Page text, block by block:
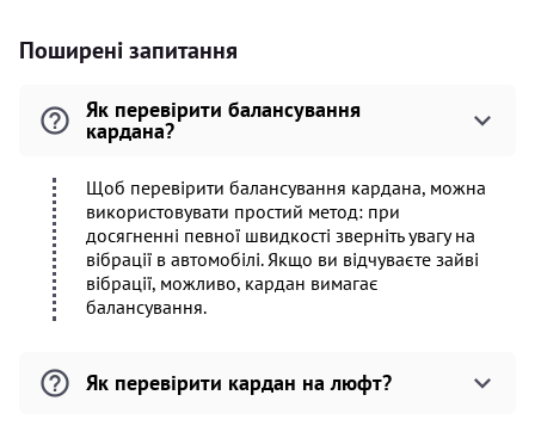
Поширені запитання
Як перевірити балансування
кардана?
Щоб перевірити балансування кардана, можна
використовувати простий метод: при
досягненні певної швидкості зверніть увагу на
вібрації в автомобілі. Якщо ви відчуваєте зайві
вібрації, можливо, кардан вимагає
балансування.
Як перевірити кардан на люфт?